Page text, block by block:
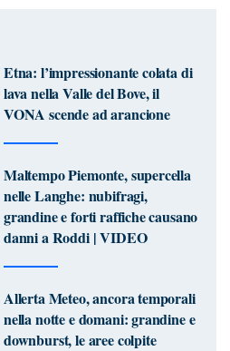
Etna: l’impressionante colata di
lava nella Valle del Bove, il
VONA scende ad arancione
Maltempo Piemonte, supercella
nelle Langhe: nubifragi,
grandine e forti raffiche causano
danni a Roddi | VIDEO
Allerta Meteo, ancora temporali
nella notte e domani: grandine e
downburst, le aree colpite